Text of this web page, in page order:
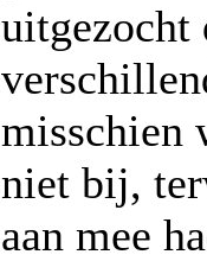
uitgezocht
misschien
niet bij,
aan mee